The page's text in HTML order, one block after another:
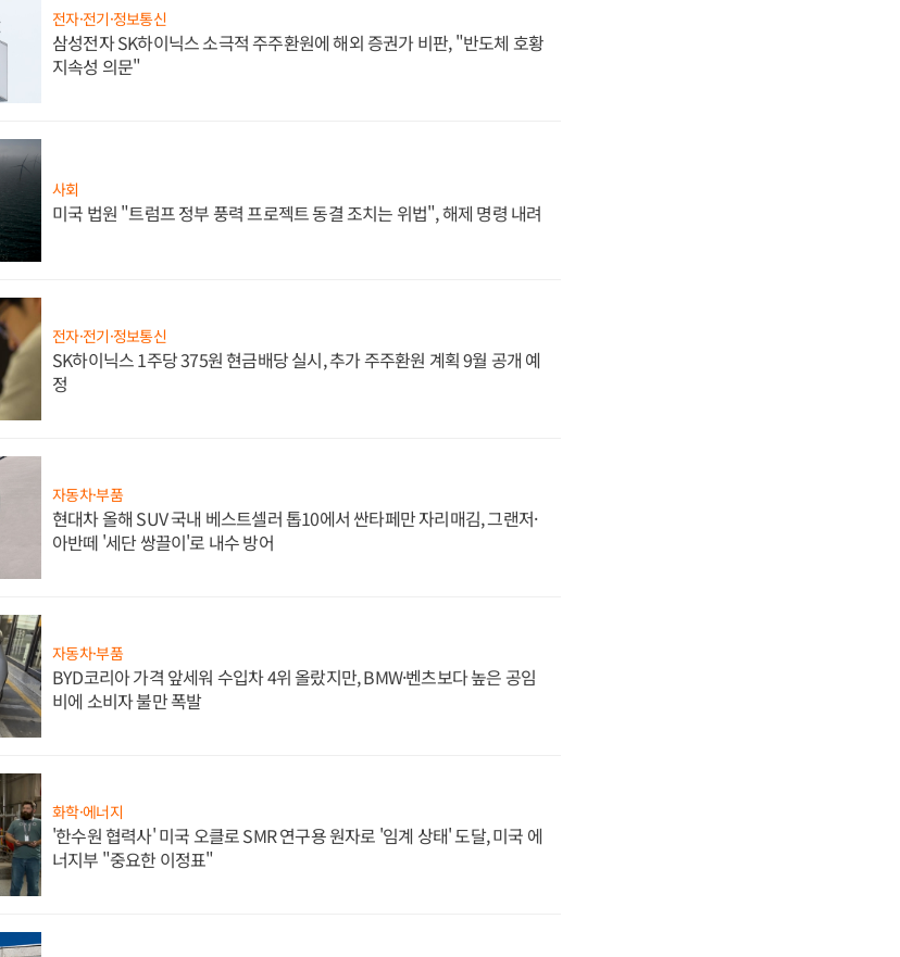
전자·전기·정보통신
삼성전자 SK하이닉스 소극적 주주환원에 해외 증권가 비판, "반도체 호황
지속성 의문"
사회
미국 법원 "트럼프 정부 풍력 프로젝트 동결 조치는 위법", 해제 명령 내려
전자·전기·정보통신
SK하이닉스 1주당 375원 현금배당 실시, 추가 주주환원 계획 9월 공개 예
정
자동차·부품
현대차 올해 SUV 국내 베스트셀러 톱10에서 싼타페만 자리매김, 그랜저·
아반떼 '세단 쌍끌이'로 내수 방어
자동차·부품
BYD코리아 가격 앞세워 수입차 4위 올랐지만, BMW·벤츠보다 높은 공임
비에 소비자 불만 폭발
화학·에너지
'한수원 협력사' 미국 오클로 SMR 연구용 원자로 '임계 상태' 도달, 미국 에
너지부 "중요한 이정표"